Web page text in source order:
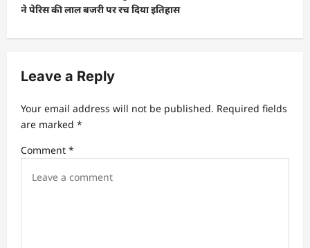
ने पेरिस की लाल बजरी पर रच दिया इतिहास
Leave a Reply
Your email address will not be published. Required fields
are marked *
Comment *